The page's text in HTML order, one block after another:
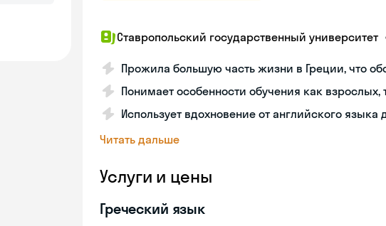
Ставропольский государственный университет
Прожила большую часть жизни в Греции, что
Понимает особенности обучения как взрослых,
Использует вдохновение от английского
Читать дальше
Услуги и цены
Греческий язык